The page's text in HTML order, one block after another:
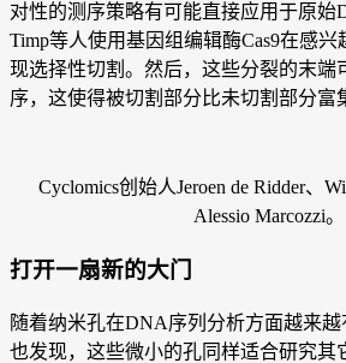
对性的测序策略有可能直接应用于原始
Timp等人使用基因组编辑酶Cas9在感
现选择性切割。然后，这些分裂的末端
序，这使得被切割部分比未切割部分富
Cyclomics创始人Jeroen de Ridder、
Alessio Marcozzi。
打开一扇新的大门
随着纳米孔在DNA序列分析方面越来
也发现，这些微小的孔同样适合研究其